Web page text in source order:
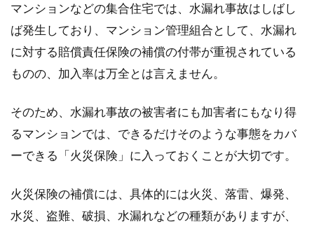
マンションなどの集合住宅では、水漏れ事故はしばし
ば発生しており、マンション管理組合として、水漏れ
に対する賠償責任保険の補償の付帯が重視されている
ものの、加入率は万全とは言えません。
そのため、水漏れ事故の被害者にも加害者にもなり得
るマンションでは、できるだけそのような事態をカバ
ーできる「火災保険」に入っておくことが大切です。
火災保険の補償には、具体的には火災、落雷、爆発、
水災、盗難、破損、水漏れなどの種類がありますが、